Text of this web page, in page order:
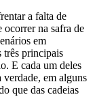
a falta de
ocorrer na safra de
em
três principais
E cada um deles
em alguns
que das cadeias